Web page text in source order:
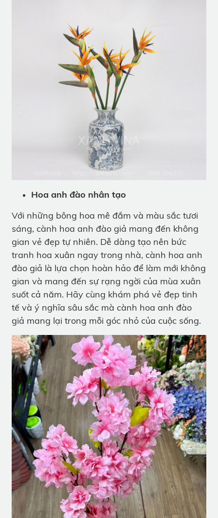
Hoa anh đào nhân tạo
Với những bông hoa mê đắm và màu sắc tươi
sáng, cành hoa anh đào giả mang đến không
gian vẻ đẹp tự nhiên. Dễ dàng tạo nên bức
tranh hoa xuân ngay trong nhà, cành hoa anh
đào giả là lựa chọn hoàn hảo để làm mới không
gian và mang đến sự rạng ngời của mùa xuân
suốt cả năm. Hãy cùng khám phá vẻ đẹp tinh
tế và ý nghĩa sâu sắc mà cành hoa anh đào
giả mang lại trong mỗi góc nhỏ của cuộc sống.